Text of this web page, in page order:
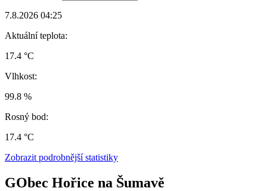
7.8.2026 04:25
Aktuální teplota:
17.4 °C
Vlhkost:
99.8 %
Rosný bod:
17.4 °C
Zobrazit podrobnější statistiky
GObec Hořice na Šumavě